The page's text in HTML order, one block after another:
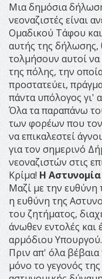
Μια δημόσια
νεοναζιστές είναι
Ομαδικού Τάφου
αυτής της δήλωσης,
τολμήσουν αυτοί
της πόλης, την
προστατεύει,
πάντα υπόλογος γι'
Όλα τα παραπάνω
των φορέων που
να επικαλεστεί
για τον σημερινό
νεοναζιστών στις
Κρίμα!Η Αστυνομία
Μαζί με την ευθύνη
η ευθύνη της
του ζητήματος,
άνωθεν εντολές και
αρμόδιου Υπουργού.
Πριν απ' όλα βέβαια
μόνο το γεγονός